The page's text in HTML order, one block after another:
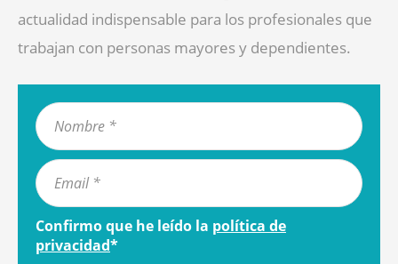
actualidad indispensable para los profesionales que
trabajan con personas mayores y dependientes.
Confirmo que he leído la política de
privacidad*